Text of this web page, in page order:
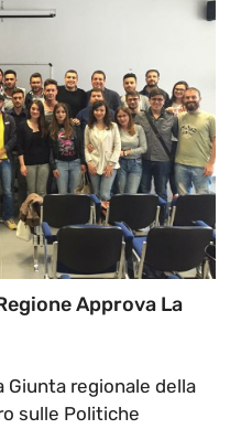
Approva La
Giunta regionale della
sulle Politiche